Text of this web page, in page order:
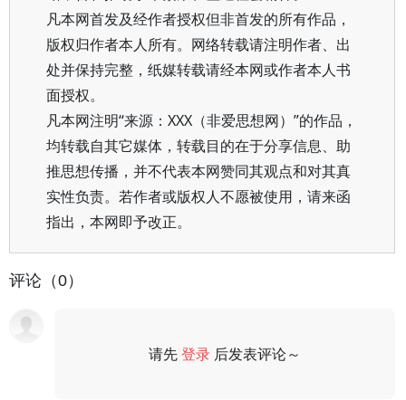
凡本网首发及经作者授权但非首发的所有作品，
版权归作者本人所有。网络转载请注明作者、出
处并保持完整，纸媒转载请经本网或作者本人书
面授权。
凡本网注明“来源：XXX（非爱思想网）”的作品，
均转载自其它媒体，转载目的在于分享信息、助
推思想传播，并不代表本网赞同其观点和对其真
实性负责。若作者或版权人不愿被使用，请来函
指出，本网即予改正。
评论（0）
请先登录 后发表评论～